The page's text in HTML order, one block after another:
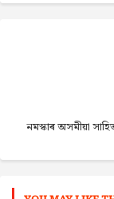
নমস্কাৰ অসমীয়া